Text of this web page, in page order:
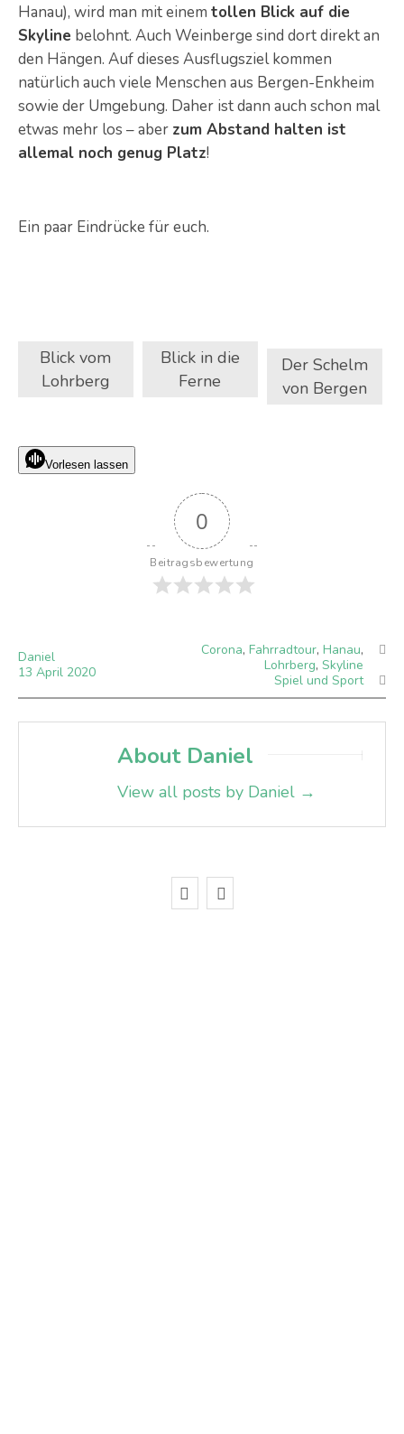
Hanau), wird man mit einem tollen Blick auf die
Skyline belohnt. Auch Weinberge sind dort direkt an
den Hängen. Auf dieses Ausflugsziel kommen
natürlich auch viele Menschen aus Bergen-Enkheim
sowie der Umgebung. Daher ist dann auch schon mal
etwas mehr los – aber zum Abstand halten ist
allemal noch genug Platz!
Ein paar Eindrücke für euch.
Blick vom
Lohrberg
Blick in die
Ferne
Der Schelm
von Bergen
Vorlesen lassen
0
Beitragsbewertung
Daniel
13 April 2020
Corona, Fahrradtour, Hanau,
Lohrberg, Skyline
Spiel und Sport
About Daniel
View all posts by Daniel →